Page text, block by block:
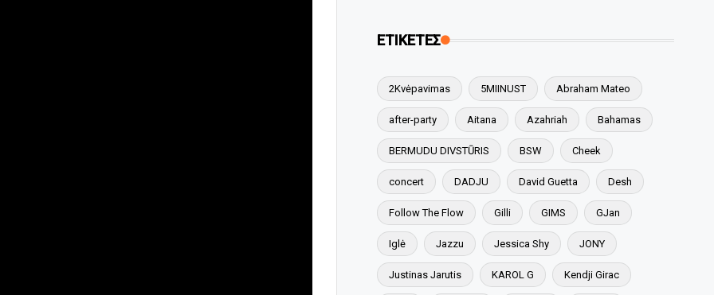
ΕΤΙΚΕΤΕΣ
2Kvėpavimas 5MIINUST Abraham Mateo
after-party Aitana Azahriah Bahamas
BERMUDU DIVSTŪRIS BSW Cheek
concert DADJU David Guetta Desh
Follow The Flow Gilli GIMS GJan
Iglė Jazzu Jessica Shy JONY
Justinas Jarutis KAROL G Kendji Girac